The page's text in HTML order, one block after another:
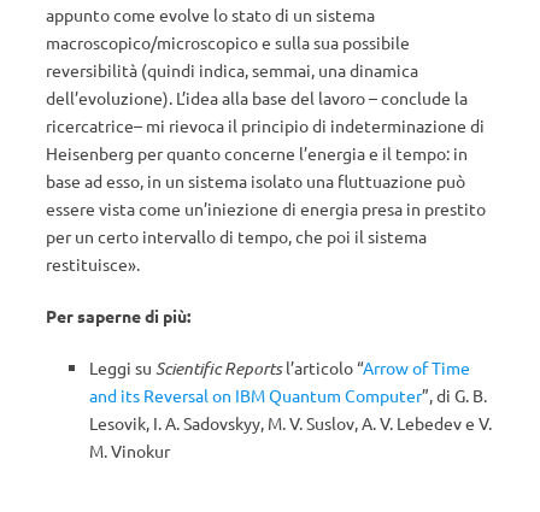
appunto come evolve lo stato di un sistema
macroscopico/microscopico e sulla sua possibile
reversibilità (quindi indica, semmai, una dinamica
dell’evoluzione). L’idea alla base del lavoro – conclude la
ricercatrice– mi rievoca il principio di indeterminazione di
Heisenberg per quanto concerne l’energia e il tempo: in
base ad esso, in un sistema isolato una fluttuazione può
essere vista come un’iniezione di energia presa in prestito
per un certo intervallo di tempo, che poi il sistema
restituisce».
Per saperne di più:
Leggi su Scientific Reportsl’articolo “Arrow of Time
and its Reversal on IBM Quantum Computer”, di G. B.
Lesovik, I. A. Sadovskyy, M. V. Suslov, A. V. Lebedev e V.
M. Vinokur